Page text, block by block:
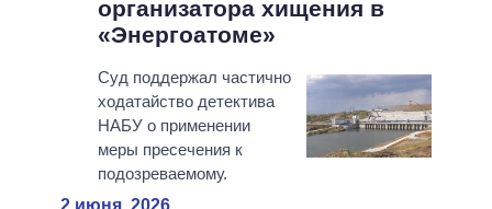
организатора хищения в
«Энергоатоме»
Суд поддержал частично
ходатайство детектива
НАБУ о применении
меры пресечения к
подозреваемому.